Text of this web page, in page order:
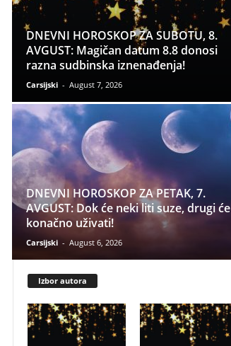
DNEVNI HOROSKOP ZA SUBOTU, 8.
AVGUST: Magičan datum 8.8 donosi
razna sudbinska iznenađenja!
Carsijski - August 7, 2026
DNEVNI HOROSKOP ZA PETAK, 7.
AVGUST: Dok će neki liti suze, drugi će
konačno uživati!
Carsijski - August 6, 2026
Izbor autora